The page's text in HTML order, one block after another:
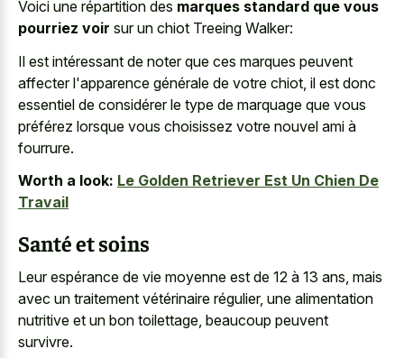
Voici une répartition des marques standard que vous
pourriez voir sur un chiot Treeing Walker:
Il est intéressant de noter que ces marques peuvent
affecter l'apparence générale de votre chiot, il est donc
essentiel de considérer le type de marquage que vous
préférez lorsque vous choisissez votre nouvel ami à
fourrure.
Worth a look: Le Golden Retriever Est Un Chien De
Travail
Santé et soins
Leur espérance de vie moyenne est de 12 à 13 ans, mais
avec un traitement vétérinaire régulier, une alimentation
nutritive et un bon toilettage, beaucoup peuvent
survivre.